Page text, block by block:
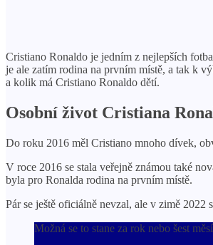
Cristiano Ronaldo je jedním z nejlepších
je ale zatím rodina na prvním místě, a tak k
a kolik má Cristiano Ronaldo dětí.
Osobní život Cristiana
Do roku 2016 měl Cristiano mnoho dívek,
V roce 2016 se stala veřejně známou také
byla pro Ronalda rodina na prvním místě.
Pár se ještě oficiálně nevzal, ale v zimě
Možná se to stane za rok nebo šest